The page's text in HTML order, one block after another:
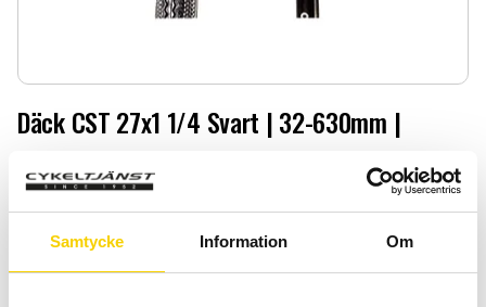
Samtycke Information Om
Däck CST 27x1 1/4 Svart | 32-630mm |
179:-